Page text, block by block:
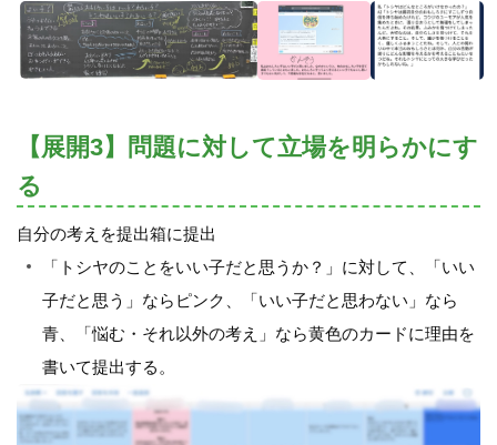
【展開3】問題に対して立場を明らかにす
る
自分の考えを提出箱に提出
「トシヤのことをいい子だと思うか？」に対して、「いい
子だと思う」ならピンク、「いい子だと思わない」なら
青、「悩む・それ以外の考え」なら黄色のカードに理由を
書いて提出する。